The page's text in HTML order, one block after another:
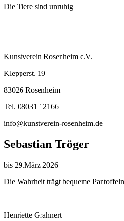
Die Tiere sind unruhig
Kunstverein Rosenheim e.V.
Klepperst. 19
83026 Rosenheim
Tel. 08031 12166
info@kunstverein-rosenheim.de
Sebastian Tröger
bis 29.März 2026
Die Wahrheit trägt bequeme Pantoffeln
Henriette Grahnert